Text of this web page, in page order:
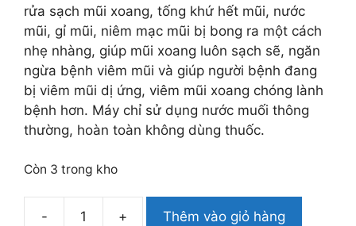
rửa sạch mũi xoang, tống khứ hết mũi, nước
mũi, gỉ mũi, niêm mạc mũi bị bong ra một cách
nhẹ nhàng, giúp mũi xoang luôn sạch sẽ, ngăn
ngừa bệnh viêm mũi và giúp người bệnh đang
bị viêm mũi dị ứng, viêm mũi xoang chóng lành
bệnh hơn. Máy chỉ sử dụng nước muối thông
thường, hoàn toàn không dùng thuốc.
Còn 3 trong kho
- + Thêm vào giỏ hàng